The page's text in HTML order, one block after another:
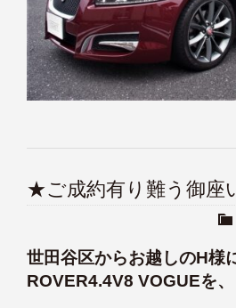
★ご成約有り難う御座
世田谷区からお越しのH様
ROVER4.4V8 VOGUEを、